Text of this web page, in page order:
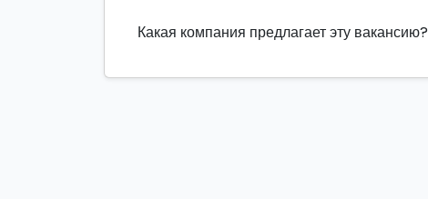
Какая компания предлагает эту вакансию?